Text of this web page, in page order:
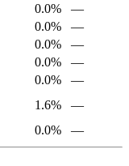
0.0%
—
0.0%
—
0.0%
—
0.0%
—
0.0%
—
1.6%
—
0.0% —